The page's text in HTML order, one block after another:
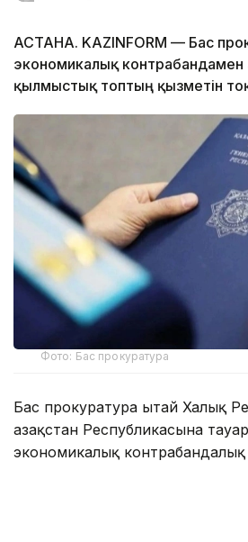
АСТАНА. KAZINFORM — Бас
экономикалық контрабандамен
қылмыстық топтың қызметін
Фото: Бас прокуратура
Бас прокуратура Қытай Халық
Қазақстан Республикасына
экономикалық